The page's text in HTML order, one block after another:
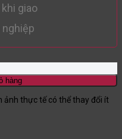
giao
nghiệp
hàng
ảnh thực tế có thể thay đổi ít